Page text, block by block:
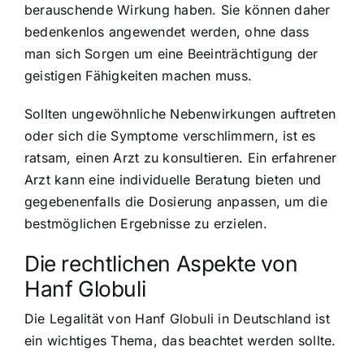
berauschende Wirkung haben. Sie können daher
bedenkenlos angewendet werden, ohne dass
man sich Sorgen um eine Beeinträchtigung der
geistigen Fähigkeiten machen muss.
Sollten ungewöhnliche Nebenwirkungen auftreten
oder sich die Symptome verschlimmern, ist es
ratsam, einen Arzt zu konsultieren. Ein erfahrener
Arzt kann eine individuelle Beratung bieten und
gegebenenfalls die Dosierung anpassen, um die
bestmöglichen Ergebnisse zu erzielen.
Die rechtlichen Aspekte von
Hanf Globuli
Die Legalität von Hanf Globuli in Deutschland ist
ein wichtiges Thema, das beachtet werden sollte.